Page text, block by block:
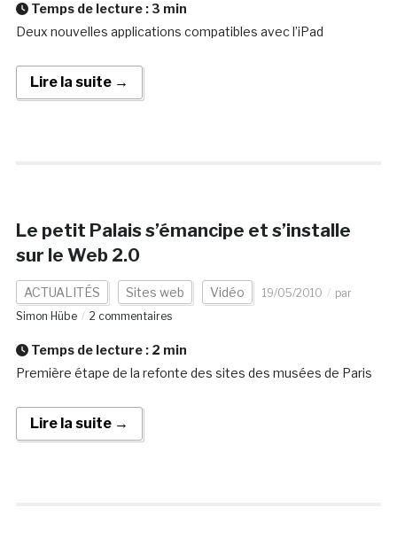
Temps de lecture : 3 min
Deux nouvelles applications compatibles avec l’iPad
Lire la suite →
Le petit Palais s’émancipe et s’installe
sur le Web 2.0
ACTUALITÉS Sites web Vidéo 19/05/2010
par
Simon Hübe
2 commentaires
Temps de lecture : 2 min
Première étape de la refonte des sites des musées de Paris
Lire la suite →